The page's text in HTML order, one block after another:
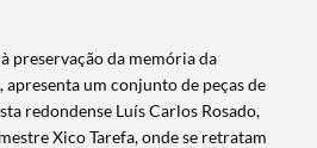
preservação da memória da
um conjunto de peças de
redondense Luís Carlos Rosado,
Xico Tarefa, onde se retratam